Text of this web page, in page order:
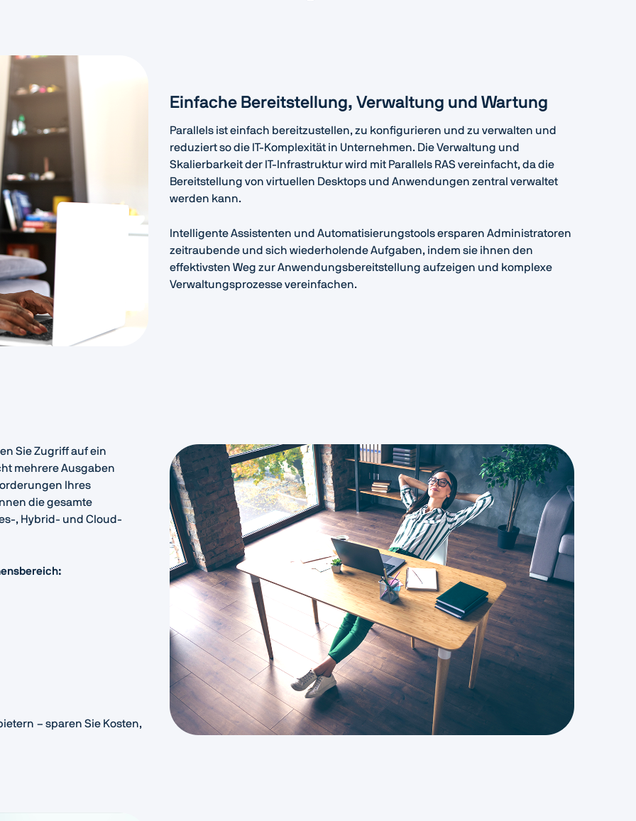
Einfache Bereitstellung, Verwaltung und Wartung
Parallels ist einfach bereitzustellen, zu konfigurieren und zu verwalten und
reduziert so die IT-Komplexität in Unternehmen. Die Verwaltung und
Skalierbarkeit der IT-Infrastruktur wird mit Parallels RAS vereinfacht, da die
Bereitstellung von virtuellen Desktops und Anwendungen zentral verwaltet
werden kann.
Intelligente Assistenten und Automatisierungstools ersparen Administratoren
zeitraubende und sich wiederholende Aufgaben, indem sie ihnen den
effektivsten Weg zur Anwendungsbereitstellung aufzeigen und komplexe
Verwaltungsprozesse vereinfachen.
Sie Zugriff auf ein
mehrere Ausgaben
Ihres
die gesamte
, Hybrid- und Cloud-
– sparen Sie Kosten,